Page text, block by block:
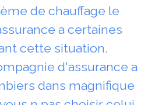
de chauffage le
a certaines
cette situation.
d'assurance a
dans magnifique